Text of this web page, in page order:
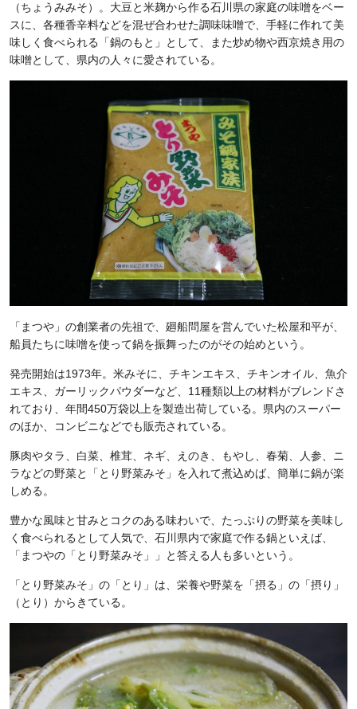
（ちょうみみそ）。大豆と米麹から作る石川県の家庭の味噌をベー
スに、各種香辛料などを混ぜ合わせた調味味噌で、手軽に作れて美
味しく食べられる「鍋のもと」として、また炒め物や西京焼き用の
味噌として、県内の人々に愛されている。
「まつや」の創業者の先祖で、廻船問屋を営んでいた松屋和平が、
船員たちに味噌を使って鍋を振舞ったのがその始めという。
発売開始は1973年。米みそに、チキンエキス、チキンオイル、魚介
エキス、ガーリックパウダーなど、11種類以上の材料がブレンドさ
れており、年間450万袋以上を製造出荷している。県内のスーパー
のほか、コンビニなどでも販売されている。
豚肉やタラ、白菜、椎茸、ネギ、えのき、もやし、春菊、人参、ニ
ラなどの野菜と「とり野菜みそ」を入れて煮込めば、簡単に鍋が楽
しめる。
豊かな風味と甘みとコクのある味わいで、たっぷりの野菜を美味し
く食べられるとして人気で、石川県内で家庭で作る鍋といえば、
「まつやの「とり野菜みそ」」と答える人も多いという。
「とり野菜みそ」の「とり」は、栄養や野菜を「摂る」の「摂り」
（とり）からきている。